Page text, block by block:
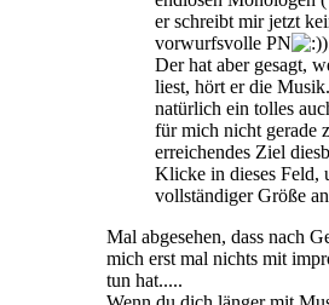
er schreibt mir jetzt
vorwurfsvolle PN
Der hat aber gesagt,
liest, hört er die
natürlich ein tolles
für mich nicht gerade
erreichendes Ziel
Klicke in dieses Feld,
vollständiger Größe
Mal abgesehen, dass nach
mich erst mal nichts mit
tun hat.....